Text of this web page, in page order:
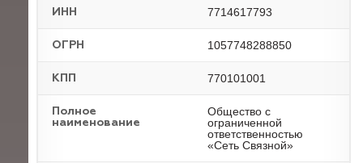
ИНН 7714617793
ОГРН 1057748288850
КПП 770101001
Полное
наименование
Общество с
ограниченной
ответственностью
«Сеть Связной»